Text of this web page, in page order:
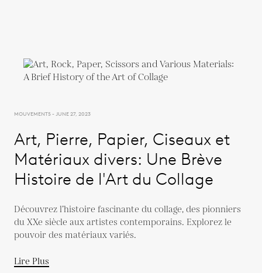
MOUVEMENTS - JUNE 27, 2023
Art, Pierre, Papier, Ciseaux et
Matériaux divers: Une Brève
Histoire de l'Art du Collage
Découvrez l’histoire fascinante du collage, des pionniers
du XXe siècle aux artistes contemporains. Explorez le
pouvoir des matériaux variés.
Lire Plus